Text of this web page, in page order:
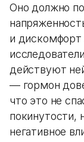
Оно должно
и дискомфорт
действуют
— гормон
что это не
покинутости,
негативное